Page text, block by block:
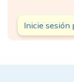
Inicie sesión